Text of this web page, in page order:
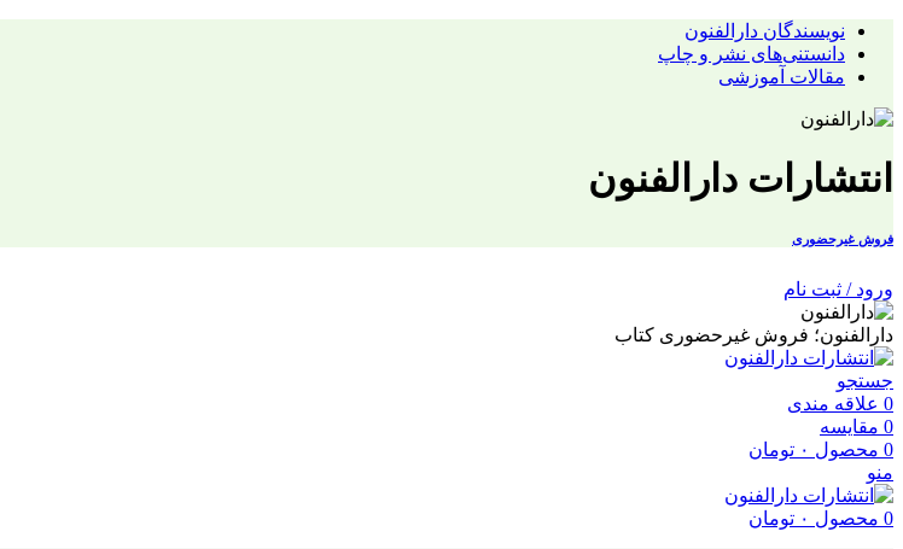
نویسندگان دارالفنون
دانستنی‌های نشر و چاپ
مقالات آموزشی
انتشارات دارالفنون
فروش غیرحضوری
ورود / ثبت نام
دارالفنون؛ فروش غیرحضوری کتاب
جستجو
0 علاقه مندی
0 مقایسه
0 محصول ۰ تومان
منو
0 محصول ۰ تومان